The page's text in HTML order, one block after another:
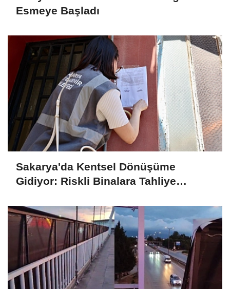
Esmeye Başladı
Sakarya'da Kentsel Dönüşüme
Gidiyor: Riskli Binalara Tahliye